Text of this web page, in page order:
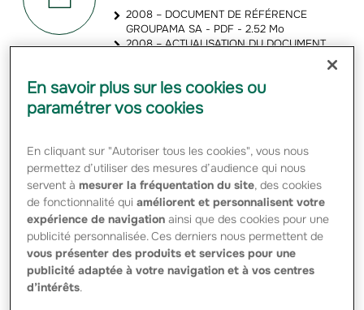
2008 – DOCUMENT DE RÉFÉRENCE
GROUPAMA SA - PDF - 2.52 Mo
2008 – ACTUALISATION DU DOCUMENT
DE RÉFÉRENCE GROUPAMA S.A. - PDF -
2009-04-16 COMPTES COMBINÉS –
RÉSULTATS 2008 GROUPAMA - PDF - 3.83
Mo
RÉSULTATS 2008 GROUPAMA - PDF -
2009-02-18 PRÉSENTATION ANALYSTES
ET INVESTISSEURS – RÉSULTATS 2008
GROUPAMA - PDF - 353.54 Ko
2009-02-18 Présentation de l’ European
Embedded Value 2008 - PDF - 205.93 Ko
En savoir plus sur les cookies ou
paramétrer vos cookies
En cliquant sur "Autoriser tous les cookies", vous nous
permettez d’utiliser des mesures d’audience qui nous
servent àmesurer la fréquentation du site, des cookies
de fonctionnalité quiaméliorent et personnalisent votre
expérience de navigation ainsi que des cookies pour une
publicité personnalisée. Ces derniers nous permettent de
vous présenter des produits et services pour une
publicité adaptée à votre navigation et à vos centres
d’intérêts.